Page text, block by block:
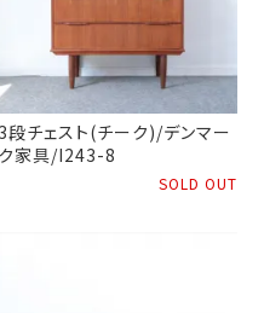
3段チェスト(チーク)/デンマー
ク家具/I243-8
SOLD OUT